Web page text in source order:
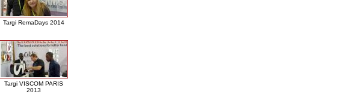
Targi RemaDays 2014
Targi VISCOM PARIS
2013